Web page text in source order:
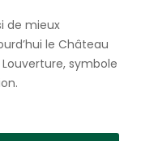
de mieux
le Château
symbole